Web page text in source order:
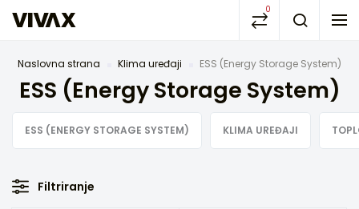
0
Naslovna strana Klima uređaji ESS (Energy Storage System)
ESS (Energy Storage System)
ESS (ENERGY STORAGE SYSTEM) KLIMA UREĐAJI
Filtriranje